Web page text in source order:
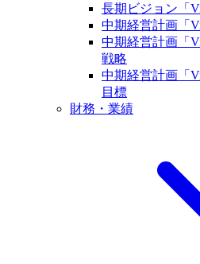
長期ビジョン「
中期経営計画「
中期経営計画「
戦略
中期経営計画「
目標
財務・業績